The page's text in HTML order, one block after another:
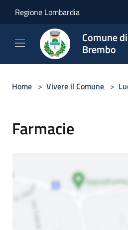
Regione Lombardia
Comune
Brembo
Home > Vivere il Comune >
Farmacie